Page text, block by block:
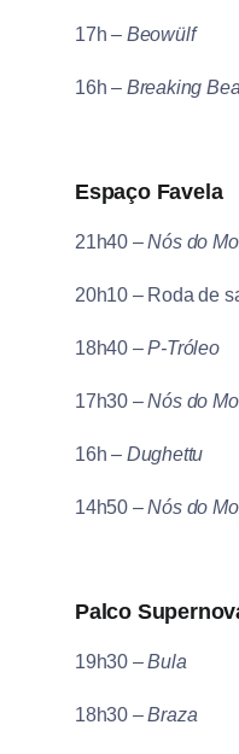
17h – Beowülf
16h – Breaking
Espaço Favela
21h40 –Nós do
20h10 – Roda de
18h40 –P-Tróleo
17h30 –Nós do
16h – Dughettu
14h50 –Nós do
Palco
19h30 –Bula
18h30 –Braza